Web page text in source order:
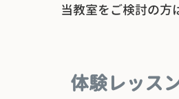
当教室をご検討の方
体験レッス